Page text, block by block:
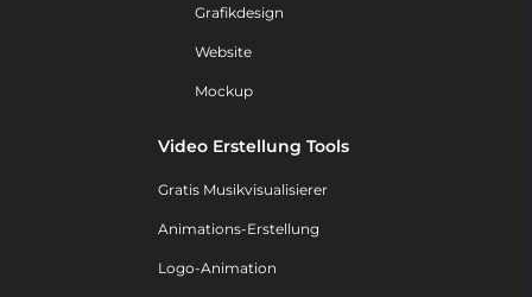
Grafikdesign
Website
Mockup
Video Erstellung Tools
Gratis Musikvisualisierer
Animations-Erstellung
Logo-Animation